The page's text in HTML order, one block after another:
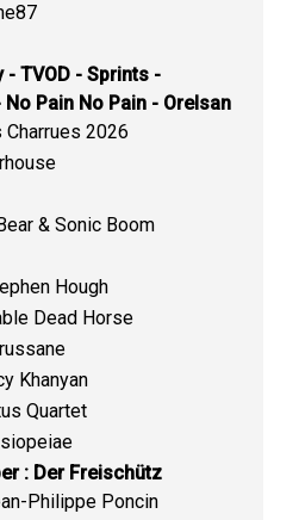
- TVOD - Sprints -
Pain No Pain - Orelsan
2026
& Sonic Boom
Hough
Dead Horse
Khanyan
Quartet
: Der Freischütz
Philippe Poncin